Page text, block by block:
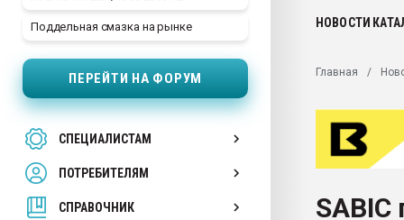
Поддельная смазка на рынке
ПЕРЕЙТИ НА ФОРУМ
СПЕЦИАЛИСТАМ
ПОТРЕБИТЕЛЯМ
СПРАВОЧНИК
Вакуум-формовочные
28.07.2026
первый план в
пластмасс
ситуацией на
НОВОСТИ
Главная